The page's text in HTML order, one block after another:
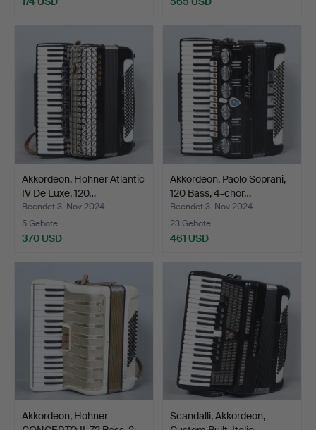
Akkordeon, Hohner Atlantic
IV De Luxe, 120…
Beendet 3. Nov 2024
5 Gebote
370 USD
Akkordeon, Paolo Soprani,
120 Bass, 4-chör…
Beendet 3. Nov 2024
23 Gebote
461 USD
Akkordeon, Hohner
Scandalli, Akkordeon,